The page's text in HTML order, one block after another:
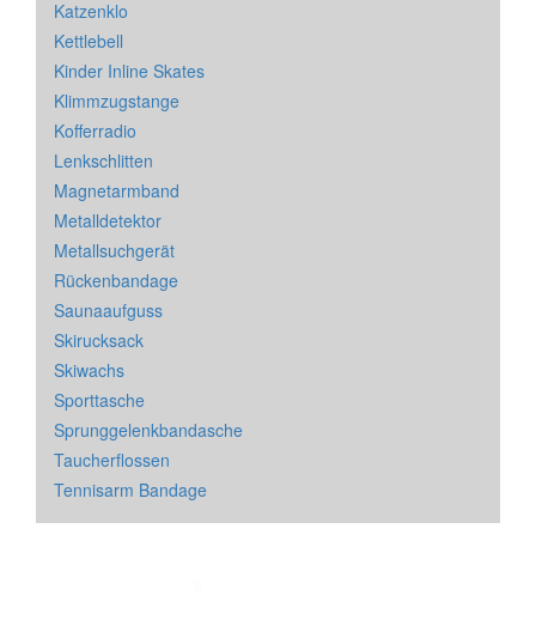
Katzenklo
Kettlebell
Kinder Inline Skates
Klimmzugstange
Kofferradio
Lenkschlitten
Magnetarmband
Metalldetektor
Metallsuchgerät
Rückenbandage
Saunaaufguss
Skirucksack
Skiwachs
Sporttasche
Sprunggelenkbandasche
Taucherflossen
Tennisarm Bandage